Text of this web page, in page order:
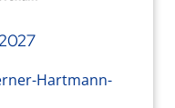
Hartmann-